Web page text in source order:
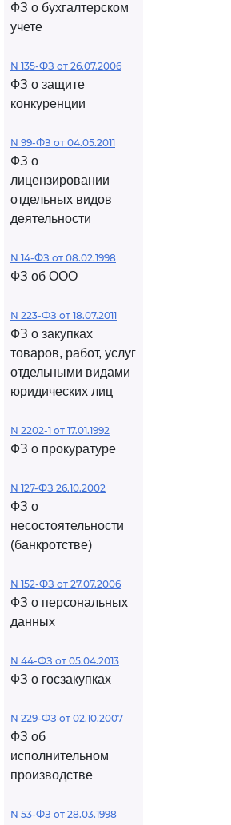
ФЗ о бухгалтерском
учете
N 135-ФЗ от 26.07.2006
ФЗ о защите
конкуренции
N 99-ФЗ от 04.05.2011
ФЗ о
лицензировании
отдельных видов
деятельности
N 14-ФЗ от 08.02.1998
ФЗ об ООО
N 223-ФЗ от 18.07.2011
ФЗ о закупках
товаров, работ, услуг
отдельными видами
юридических лиц
N 2202-1 от 17.01.1992
ФЗ о прокуратуре
N 127-ФЗ 26.10.2002
ФЗ о
несостоятельности
(банкротстве)
N 152-ФЗ от 27.07.2006
ФЗ о персональных
данных
N 44-ФЗ от 05.04.2013
ФЗ о госзакупках
N 229-ФЗ от 02.10.2007
ФЗ об
исполнительном
производстве
N 53-ФЗ от 28.03.1998